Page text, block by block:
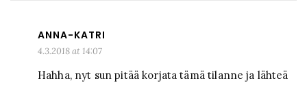
ANNA-KATRI
4.3.2018 at 14:07
Hahha, nyt sun pitää korjata tämä tilanne ja lähteä